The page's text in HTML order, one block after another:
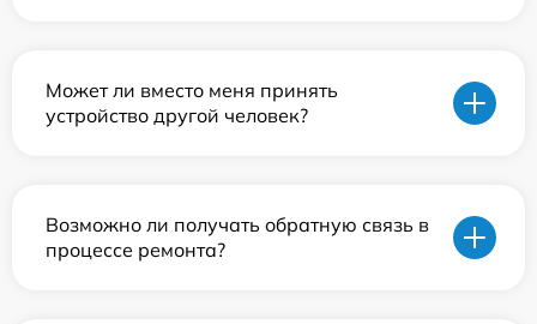
Может ли вместо меня принять
устройство другой человек?
Возможно ли получать обратную связь в
процессе ремонта?